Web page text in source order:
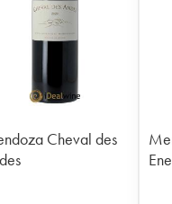
Cheval des